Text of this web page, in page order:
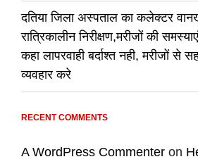
दतिया जिला अस्पताल का कलेक्टर
रात्रिकालीन निरीक्षण,मरीजों की
कहा लापरवाही बर्दाश्त नही, मरीजों से
व्यवहार करे
RECENT COMMENTS
A WordPress Commenter on